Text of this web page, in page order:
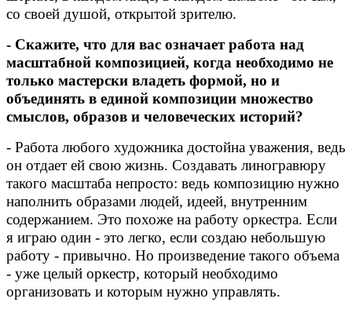
со своей душой, открытой зрителю.
- Скажите, что для вас означает работа над
масштабной композицией, когда необходимо не
только мастерски владеть формой, но и
объединять в единой композиции множество
смыслов, образов и человеческих историй?
- Работа любого художника достойна уважения, ведь
он отдает ей свою жизнь. Создавать линогравюру
такого масштаба непросто: ведь композицию нужно
наполнить образами людей, идеей, внутренним
содержанием. Это похоже на работу оркестра. Если
я играю один - это легко, если создаю небольшую
работу - привычно. Но произведение такого объема
- уже целый оркестр, который необходимо
организовать и которым нужно управлять.